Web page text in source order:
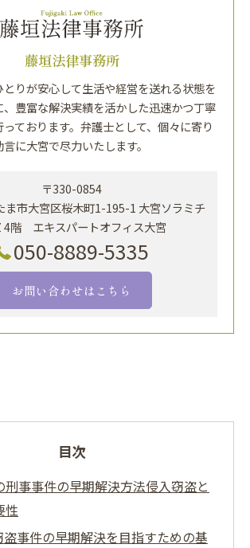
藤垣法律事務所
りが安心して生活や経営を送れる状態を
豊富な解決実績を活かした迅速かつ丁寧
ております。弁護士として、個々に寄り
に大宮で尽力いたします。
〒330-0854
ま市大宮区桜木町1-195-1 大宮ソラミチ
4階 エキスパートオフィス大宮
050-8889-5335
お問い合わせはこちら
目次
刑事事件の早期解決方法侵入窃盗と
性
事件の早期解決を目指すための基